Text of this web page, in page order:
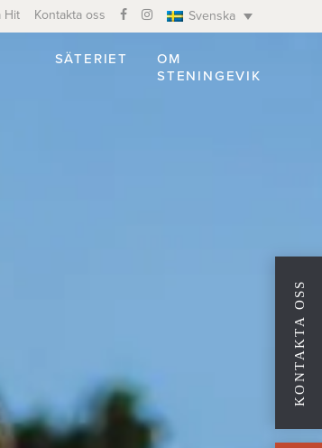
Hit Kontakta oss Svenska
SÄTERIET
OM
STENINGEVIK
KONTAKTA OSS